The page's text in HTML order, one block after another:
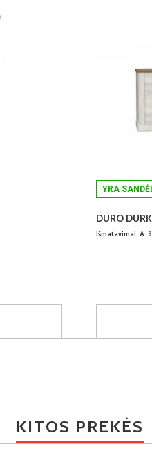
YRA
DURO
Išmatavimai: A:
KITOS PREKĖS